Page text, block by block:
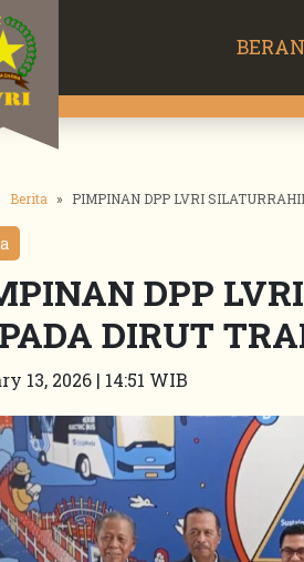
Berita PIMPINAN DPP LVRI
DPP
DIRUT
13, 2026 | 14:51 WIB